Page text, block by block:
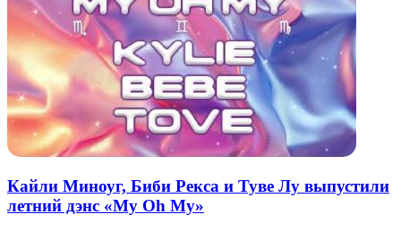
Кайли Миноуг, Биби Рекса и Туве Лу выпустили
летний дэнс «My Oh My»